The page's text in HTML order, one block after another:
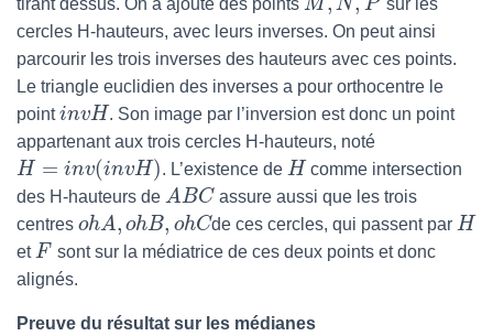
tirant dessus. On a ajouté des points M N P sur les
cercles H-hauteurs, avec leurs inverses. On peut ainsi
parcourir les trois inverses des hauteurs avec ces points.
Le triangle euclidien des inverses a pour orthocentre le
pointinvH. Son image par l’inversion est donc un point
appartenant aux trois cercles H-hauteurs, noté
H = inv(invH). L’existence de H comme intersection
des H-hauteurs de ABC assure aussi que les trois
centres ohA, ohB, ohCde ces cercles, qui passent par H
etF sont sur la médiatrice de ces deux points et donc
alignés.
Preuve du résultat sur les médianes